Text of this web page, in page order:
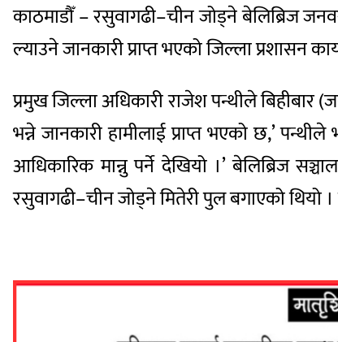
काठमाडौँ – रसुवागढी–चीन जोड्ने बेलिब्रिज
ल्याउने जानकारी प्राप्त भएको जिल्ला प्रशासन
प्रमुख जिल्ला अधिकारी राजेश पन्थीले बिहीबार
भन्ने जानकारी हामीलाई प्राप्त भएको छ,’
आधिकारिक मान्नु पर्ने देखियो ।’ बेलिब्रिज
रसुवागढी–चीन जोड्ने मितेरी पुल बगाएको थियो